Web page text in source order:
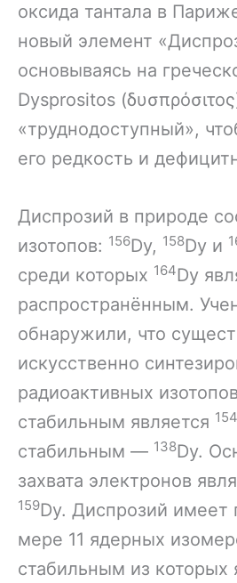
оксида тантала в
новый элемент
основываясь на
Dysprositos
«труднодоступный»,
его редкость и
Диспрозий в природе
изотопов: 156Dy, 158Dy и
среди которых 164Dy
распространённым.
обнаружили, что
искусственно
радиоактивных
стабильным является 154
стабильным — 138Dy.
захвата электронов
159Dy. Диспрозий
мере 11 ядерных
стабильным из которых